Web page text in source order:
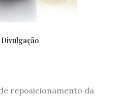
reposicionamento da